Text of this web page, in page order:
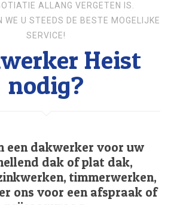
ALLANG VERGETEN IS.
WE U STEEDS DE BESTE MOGELIJKE
SERVICE!
Heist
nodig?
een dakwerker voor uw
dak of plat dak,
timmerwerken,
ons voor een afspraak of